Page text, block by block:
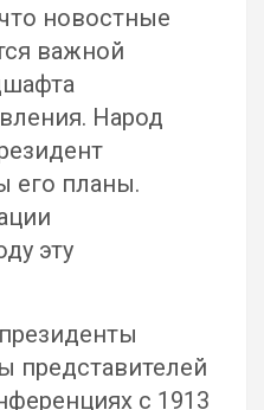
новостные
важной
Народ
его планы.
эту
представителей
с 1913